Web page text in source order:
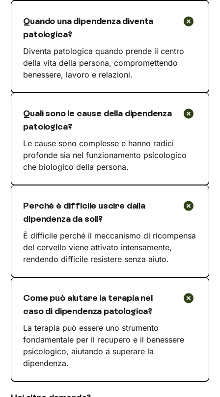
Quando una dipendenza diventa
patologica?
Diventa patologica quando prende il centro
della vita della persona, compromettendo
benessere, lavoro e relazioni.
Quali sono le cause della dipendenza
patologica?
Le cause sono complesse e hanno radici
profonde sia nel funzionamento psicologico
che biologico della persona.
Perché è difficile uscire dalla
dipendenza da soli?
È difficile perché il meccanismo di ricompensa
del cervello viene attivato intensamente,
rendendo difficile resistere senza aiuto.
Come può aiutare la terapia nel
caso di dipendenza patologica?
La terapia può essere uno strumento
fondamentale per il recupero e il benessere
psicologico, aiutando a superare la
dipendenza.